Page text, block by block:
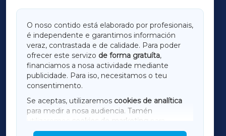
O noso contido está elaborado por profesionais,
é independente e garantimos información
veraz, contrastada e de calidade. Para poder
ofrecer este servizo de forma gratuíta,
financiamos a nosa actividade mediante
publicidade. Para iso, necesitamos o teu
consentimento.
Se aceptas, utilizaremos cookies de analítica
para medir a nosa audiencia. Tamén
utilizaremos
cookies de marketing
mostrar publicidade de terceiros.
LUGOXA
TERRACHAXA
AMARIÑAXA